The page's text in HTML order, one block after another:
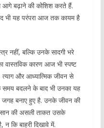
आगे बढ़ाने की कोशिश करते हैं.
भी यह परंपरा आज तक कायम है
नहीं, बल्कि उनके सादगी भरे
वास्तविक कारण आज भी स्पष्ट
और आध्यात्मिक जीवन से
बदलने के बाद भी उनका यह
बनाए हुए है. उनके जीवन की
की असली ताकत उसके
न कि बाहरी दिखावे में.